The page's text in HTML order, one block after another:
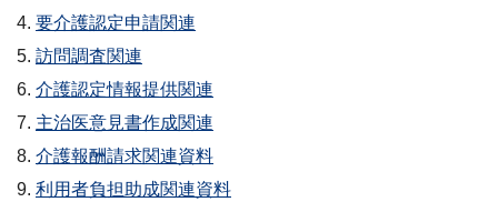
要介護認定申請関連
訪問調査関連
介護認定情報提供関連
主治医意見書作成関連
介護報酬請求関連資料
利用者負担助成関連資料